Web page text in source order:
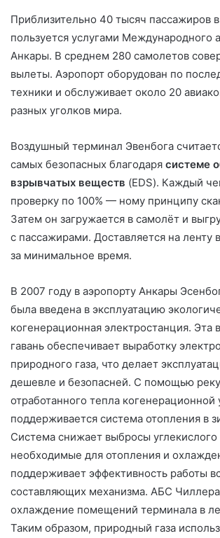
Приблизительно 40 тысяч пассажиров
пользуется услугами Международного
Анкары. В среднем 280 самолетов
вылеты. Аэропорт оборудован по
техники и обслуживает около 20
разных уголков мира.
Воздушный терминал Эвенбога
самых безопасных благодаря системе
взрывчатых веществ (EDS). Каждый
проверку по 100% — ному принципу
Затем он загружается в самолёт и
с пассажирами. Доставляется на ленту
за минимальное время.
В 2007 году в аэропорту Анкары
была введена в эксплуатацию
когенерационная электростанция. Эта
гавань обеспечивает выработку
природного газа, что делает
дешевле и безопасней. С помощью
отработанного тепла когенерационной
поддерживается система отопления в
Система снижает выбросы углекислого
необходимые для отопления и
поддерживает эффективность работы
составляющих механизма. АБС
охлаждение помещений терминала в
Таким образом, природный газа